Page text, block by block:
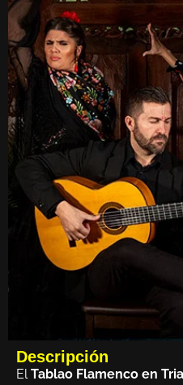
Descripción
ElTablao Flamenco en